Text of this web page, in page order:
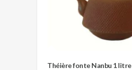
Théière fonte Nanbu 1 litre